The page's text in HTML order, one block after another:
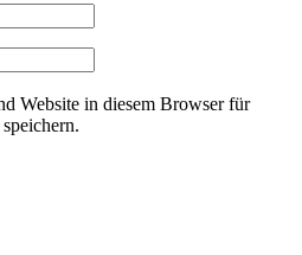
Website in diesem Browser für